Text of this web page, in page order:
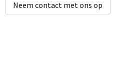
Neem contact met ons op